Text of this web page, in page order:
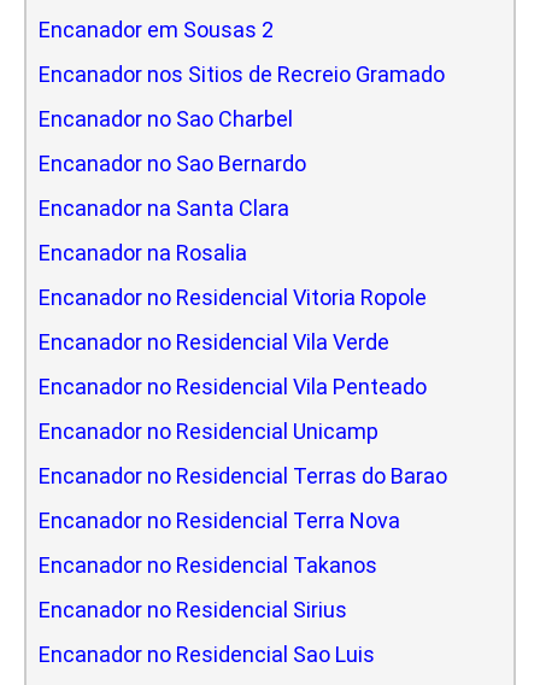
Encanador em Sousas 2
Encanador nos Sitios de Recreio Gramado
Encanador no Sao Charbel
Encanador no Sao Bernardo
Encanador na Santa Clara
Encanador na Rosalia
Encanador no Residencial Vitoria Ropole
Encanador no Residencial Vila Verde
Encanador no Residencial Vila Penteado
Encanador no Residencial Unicamp
Encanador no Residencial Terras do Barao
Encanador no Residencial Terra Nova
Encanador no Residencial Takanos
Encanador no Residencial Sirius
Encanador no Residencial Sao Luis